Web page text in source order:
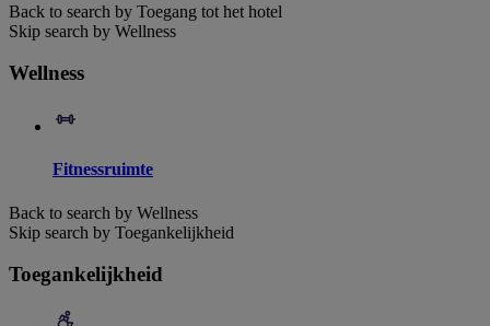
Back to search by Toegang tot het hotel
Skip search by Wellness
Wellness
Fitnessruimte
Back to search by Wellness
Skip search by Toegankelijkheid
Toegankelijkheid